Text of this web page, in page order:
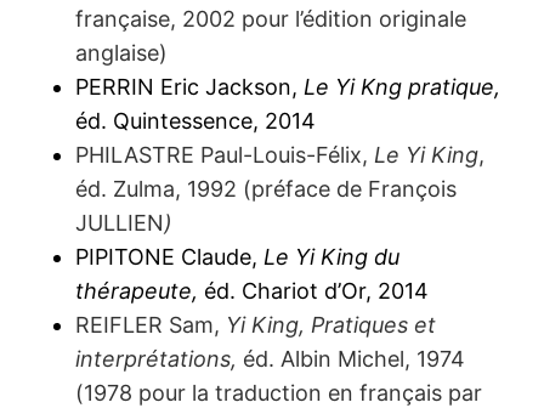
française, 2002 pour l’édition originale
anglaise)
PERRIN Eric Jackson,Le Yi Kng pratique,
éd. Quintessence, 2014
PHILASTRE Paul-Louis-Félix,Le Yi King,
éd. Zulma, 1992 (préface de François
JULLIEN)
PIPITONE Claude,Le Yi King du
thérapeute, éd. Chariot d’Or, 2014
REIFLER Sam, Yi King, Pratiques et
interprétations, éd. Albin Michel, 1974
(1978 pour la traduction en français par